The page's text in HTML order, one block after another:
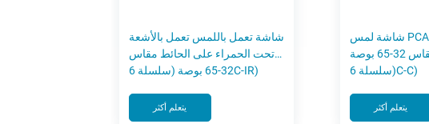
شاشة تعمل باللمس تعمل بالأشعة
تحت الحمراء على الحائط مقاس
32-65 بوصة (سلسلة 6C-IR)
يتعلم أكثر
شاشة لمس PCAP مثبتة على
الحائط مقاس 32-65 بوصة
(سلسلة 6C-C)
يتعلم أكثر